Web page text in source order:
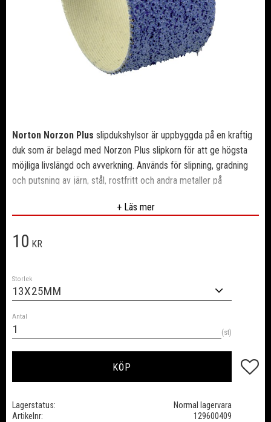
Norton Norzon Plus slipdukshylsor är uppbyggda på en kraftig
duk som är belagd med Norzon Plus slipkorn för att ge högsta
möjliga livslängd och avverkning. Används för slipning, gradning
och putsning av järn, stål, rostfritt och andra metaller på
Rekommenderad arbetshastighet 20-25 m/s.
+ Läs mer
10 KR
Storlek
Antal
st
KÖP Lägg
Lagerstatus
Normal lagervara
Artikelnr
129600409